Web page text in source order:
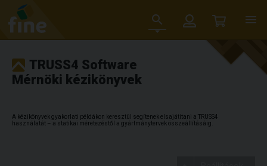
TRUSS4 Software
Mérnöki kézikönyvek
A kézikönyvek gyakorlati példákon keresztül segítenek elsajátítani a TRUSS4
használatát – a statikai méretezéstől a gyártmánytervek összeállításáig.